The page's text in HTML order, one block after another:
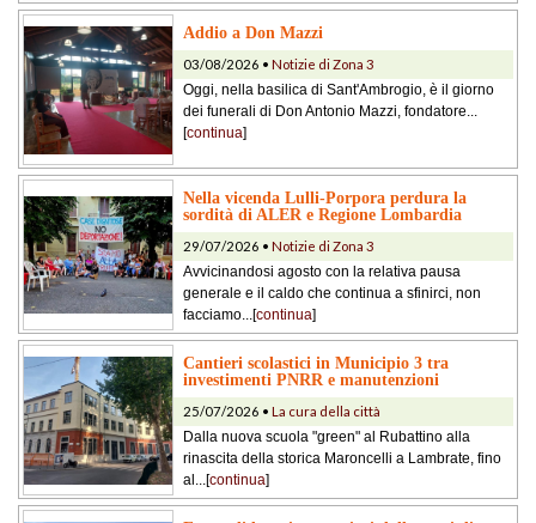
Addio a Don Mazzi
03/08/2026 • Notizie di Zona 3
Oggi, nella basilica di Sant'Ambrogio, è il giorno
dei funerali di Don Antonio Mazzi, fondatore...
[continua]
Nella vicenda Lulli-Porpora perdura la
sordità di ALER e Regione Lombardia
29/07/2026 • Notizie di Zona 3
Avvicinandosi agosto con la relativa pausa
generale e il caldo che continua a sfinirci, non
facciamo...[continua]
Cantieri scolastici in Municipio 3 tra
investimenti PNRR e manutenzioni
25/07/2026 • La cura della città
Dalla nuova scuola "green" al Rubattino alla
rinascita della storica Maroncelli a Lambrate, fino
al...[continua]